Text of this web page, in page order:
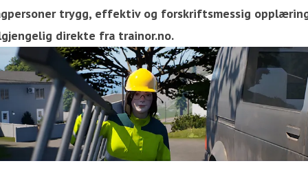
trygg, effektiv og forskriftsmessig
direkte fra trainor.no.